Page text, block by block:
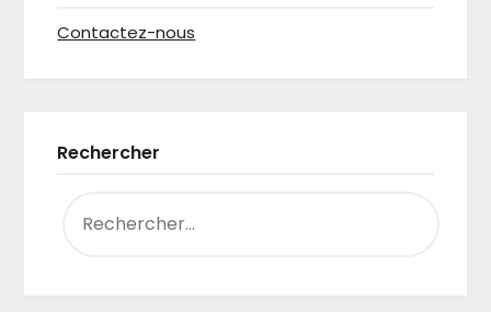
Contactez-nous
Rechercher